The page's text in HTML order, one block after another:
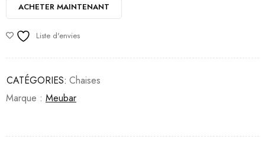
ACHETER MAINTENANT
Liste d'envies
CATÉGORIES: Chaises
Marque : Meubar